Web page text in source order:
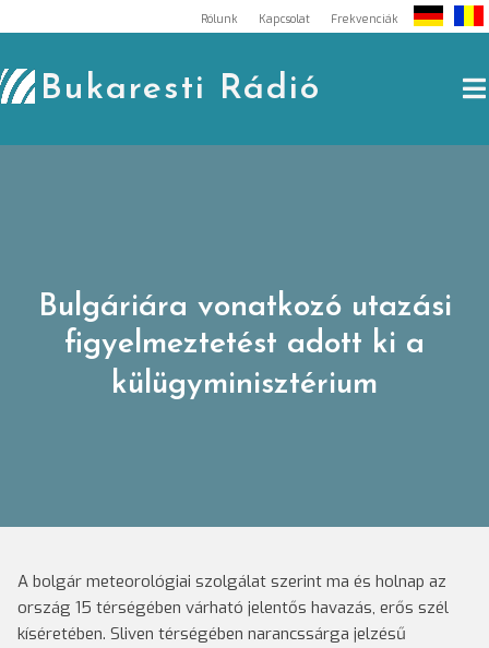
to
content
Rólunk Kapcsolat Frekvenciák
Bukaresti Rádió
Bulgáriára vonatkozó utazási
figyelmeztetést adott ki a
külügyminisztérium
A bolgár meteorológiai szolgálat szerint ma és holnap az
ország 15 térségében várható jelentős havazás, erős szél
kíséretében. Sliven térségében narancssárga jelzésű